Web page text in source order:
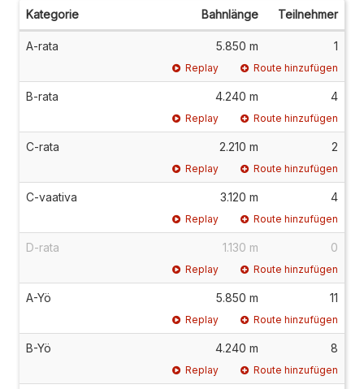
Kategorie Bahnlänge Teilnehmer
A-rata 5.850 m 1
Replay Route hinzufügen
B-rata 4.240 m 4
Replay Route hinzufügen
C-rata 2.210 m 2
Replay Route hinzufügen
C-vaativa 3.120 m 4
Replay Route hinzufügen
D-rata 1.130 m 0
Replay Route hinzufügen
A-Yö 5.850 m 11
Replay Route hinzufügen
B-Yö 4.240 m 8
Replay Route hinzufügen